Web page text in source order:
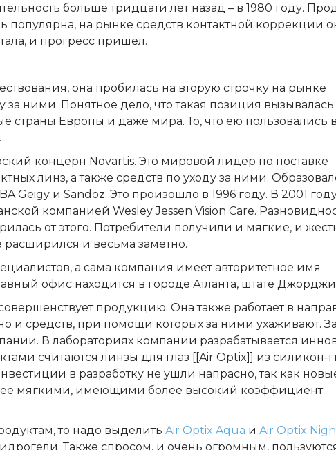
больше тридцати лет назад – в 1980 году.
популярна, на рынке средств контактной коррекции
и прогресс пришел.
она пробилась на вторую строчку на рынке
за ними. Понятное дело, что такая позиция вызывалась
страны Европы и даже мира. То, что ею пользовались
концерн Novartis. Это мировой лидер по поставке
линз, а также средств по уходу за ними.
Geigy и Sandoz. Это произошло в 1996 году. В 2001
компанией Wesley Jessen Vision Care.
от этого. Потребители получили и мягкие, и
расширился и весьма заметно.
, а сама компания имеет авторитетное имя
офис находится в городе Атланта, штате
продукцию. Она также работает в
и средств, при помощи которых за ними ухаживают.
В лабораториях компании разрабатывается
считаются линзы для глаз [[Air Optix]] из силикон-
в разработку не ушли напрасно, так как
мягкими, имеющими более высокий коэффициент
то надо выделить Air Optix Aqua и Air Optix
Также спросом, и очень огромным,